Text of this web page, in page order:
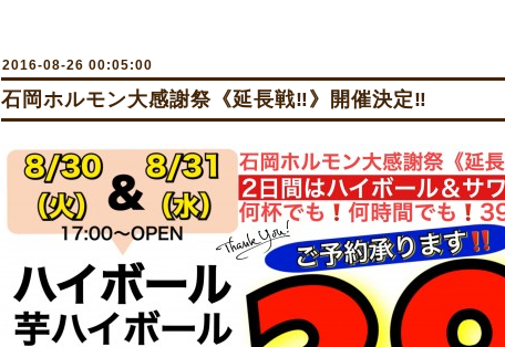
2016-08-26 00:05:00
石岡ホルモン大感謝祭《延長戦‼️》開催決定‼️